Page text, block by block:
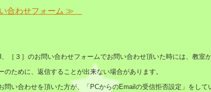
合わせフォーム ≫
、［３］のお問い合わせフォームでお問い合わせ頂いた時には、 教室
のために、返信することが出来ない場合があります。
問い合わせを頂いた方が、「PCからのEmailの受信拒否設定」をして